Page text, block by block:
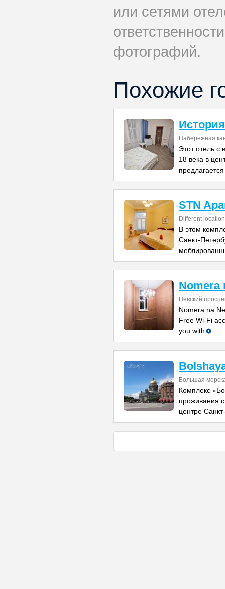
или сетями
фотографий.
Похожие
Набережная
Этот отель с
18 века в
предлагается
STN
Different
В этом
Санкт-
Nomera
Невский
Nomera na
Free Wi-Fi
you with
Большая
Комплекс
проживания
центре